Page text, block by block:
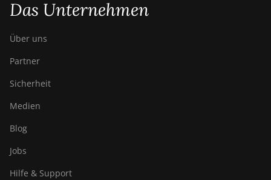
Das Unternehmen
Über uns
Partner
Sicherheit
Medien
Blog
Jobs
Hilfe & Support